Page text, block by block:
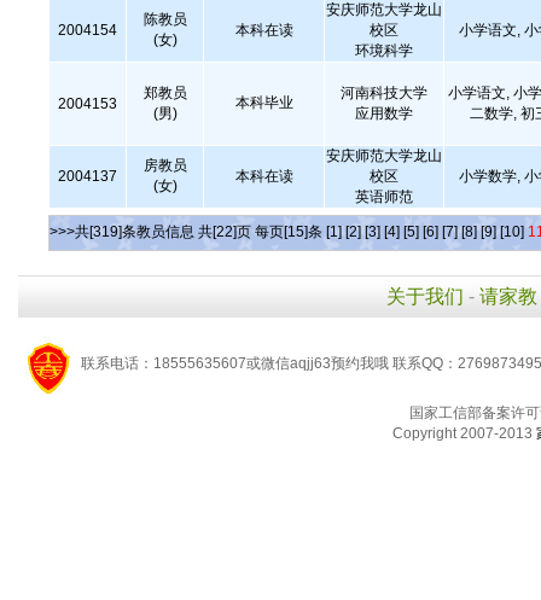
2004154
陈教员
(女)
本科在读
安庆师范大学龙山
校区
环境科学
小学语文,
2004153
郑教员
(男)
本科毕业
河南科技大学
应用数学
小学语文, 小
二数学, 初
2004137
房教员
(女)
本科在读
安庆师范大学龙山
校区
英语师范
小学数学,
>>>共[319]条教员信息 共[22]页 每页[15]条 [1] [2] [3] [4] [5] [6] [7] [8] [9] [10]
关于我们 - 请家教
联系电话：18555635607或微信aqjj63预约我哦 联系QQ：
国家工信部备案许
Copyright 2007-2013